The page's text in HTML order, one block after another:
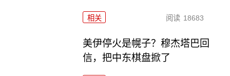
相关 阅读 18683
美伊停火是幌子？穆杰塔巴回
信，把中东棋盘掀了